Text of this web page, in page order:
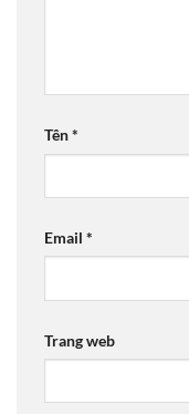
Tên*
Email *
Trang web